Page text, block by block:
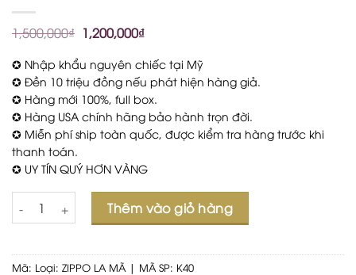
1,500,000₫ 1,200,000₫
✪ Nhập khẩu nguyên chiếc tại Mỹ
✪ Đền 10 triệu đồng nếu phát hiện hàng giả.
✪ Hàng mới 100%, full box.
✪ Hàng USA chính hãng bảo hành trọn đời.
✪ Miễn phí ship toàn quốc, được kiểm tra hàng trước khi
thanh toán.
✪ UY TÍN QUÝ HƠN VÀNG
Số lượng Thêm vào giỏ hàng
Mã: Loại: ZIPPO LA MÃ | MÃ SP: K40